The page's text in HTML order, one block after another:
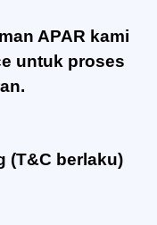
APAR kami
untuk proses
(T&C berlaku)